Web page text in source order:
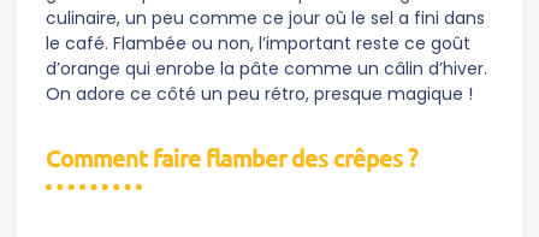
culinaire, un peu comme ce jour où le sel a fini dans
le café. Flambée ou non, l’important reste ce goût
d’orange qui enrobe la pâte comme un câlin d’hiver.
On adore ce côté un peu rétro, presque magique !
Comment faire flamber des crêpes ?